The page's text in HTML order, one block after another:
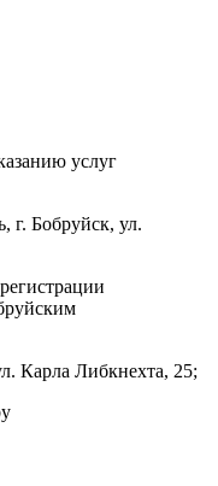
услуг
г. Бобруйск, ул.
Карла Либкнехта, 25;